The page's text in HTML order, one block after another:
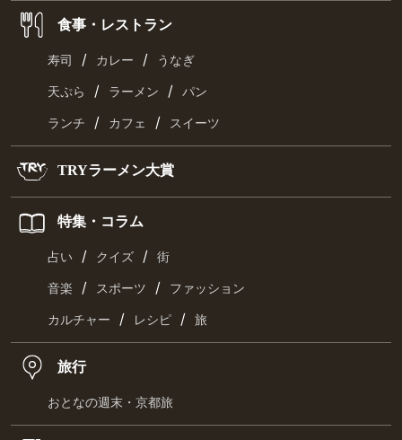
食事・レストラン
寿司 / カレー / うなぎ
天ぷら / ラーメン / パン
ランチ / カフェ / スイーツ
TRYラーメン大賞
特集・コラム
占い / クイズ / 街
音楽 / スポーツ / ファッション
カルチャー / レシピ / 旅
旅行
おとなの週末・京都旅